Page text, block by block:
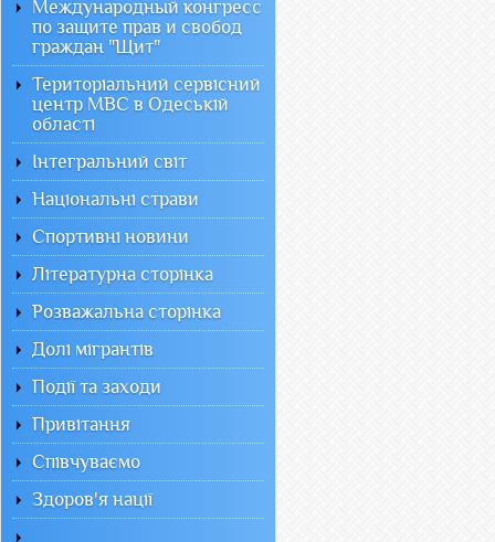
Международный конгресс
по защите прав и свобод
граждан "Щит"
Територіальний сервісний
центр МВС в Одеській
області
Інтегральний світ
Національні страви
Спортивні новини
Літературна сторінка
Розважальна сторінка
Долі мігрантів
Події та заходи
Привітання
Співчуваємо
Здоров'я нації